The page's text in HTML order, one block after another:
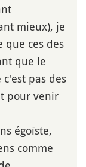
mieux), je
que ces des
que le
pas des
pour venir
égoïste,
comme